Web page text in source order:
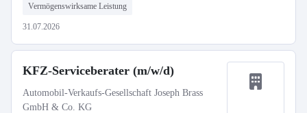
Vermögenswirksame Leistung
31.07.2026
KFZ-Serviceberater (m/w/d)
Automobil-Verkaufs-Gesellschaft Joseph Brass
GmbH & Co. KG